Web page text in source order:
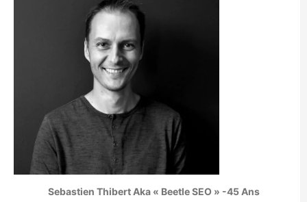
Sebastien Thibert Aka « Beetle SEO » -45 Ans